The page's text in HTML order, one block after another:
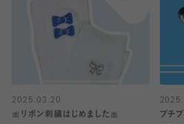
2025.03.20
🎀リボン刺繍はじめました🎀
プチ